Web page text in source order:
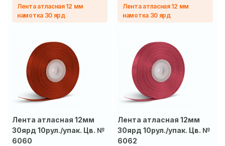
Лента атласная 12 мм
намотка 30 ярд
Лента атласная 12мм
30ярд 10рул./упак. Цв. №
6060
Лента атласная 12 мм
намотка 30 ярд
Лента атласная 12мм
30ярд 10рул./упак. Цв. №
6062